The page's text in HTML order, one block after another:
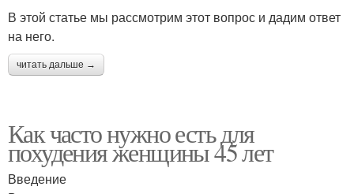
В этой статье мы рассмотрим этот вопрос и дадим ответ
на него.
читать дальше →
Как часто нужно есть для
похудения женщины 45 лет
Введение